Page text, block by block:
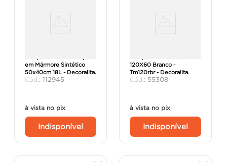
em Mármore Sintético
50x40cm 18L - Decoralita.
: 112945
à vista no pix
Indisponível
120X60 Branco -
Tm120rbr - Decoralita.
: 55308
à vista no pix
Indisponível